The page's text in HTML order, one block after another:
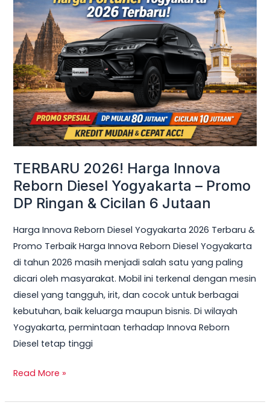
TERBARU 2026! Harga Innova
Reborn Diesel Yogyakarta – Promo
DP Ringan & Cicilan 6 Jutaan
Harga Innova Reborn Diesel Yogyakarta 2026 Terbaru &
Promo Terbaik Harga Innova Reborn Diesel Yogyakarta
di tahun 2026 masih menjadi salah satu yang paling
dicari oleh masyarakat. Mobil ini terkenal dengan mesin
diesel yang tangguh, irit, dan cocok untuk berbagai
kebutuhan, baik keluarga maupun bisnis. Di wilayah
Yogyakarta, permintaan terhadap Innova Reborn
Diesel tetap tinggi
2026!
Harga
Innova
Reborn
Diesel
Yogyakarta
–
Promo
DP
&
Cicilan
6
Read More »